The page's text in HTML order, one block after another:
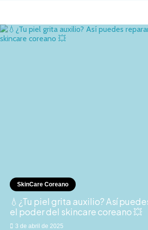
SkinCare Coreano
💧¿Tu piel grita auxilio? Así
el poder del skincare coreano 💥
3 de abril de 2025